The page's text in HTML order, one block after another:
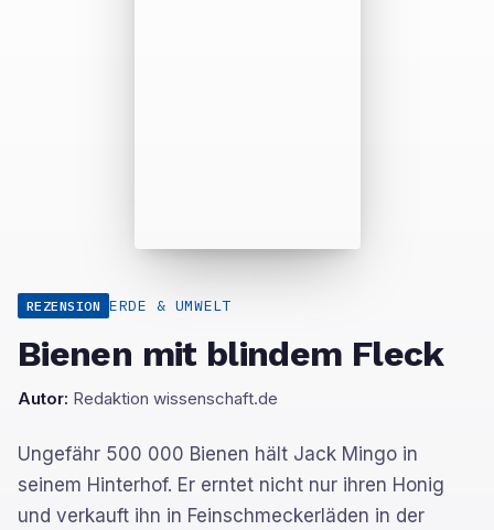
REZENSION ERDE & UMWELT
Bienen mit blindem Fleck
Autor: Redaktion wissenschaft.de
Ungefähr 500 000 Bienen hält Jack Mingo in
seinem Hinterhof. Er erntet nicht nur ihren Honig
und verkauft ihn in Feinschmeckerläden in der